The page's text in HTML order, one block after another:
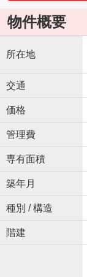
物件概要
所在地
交通
価格
管理費
専有面積
築年月
種別 / 構造
階建